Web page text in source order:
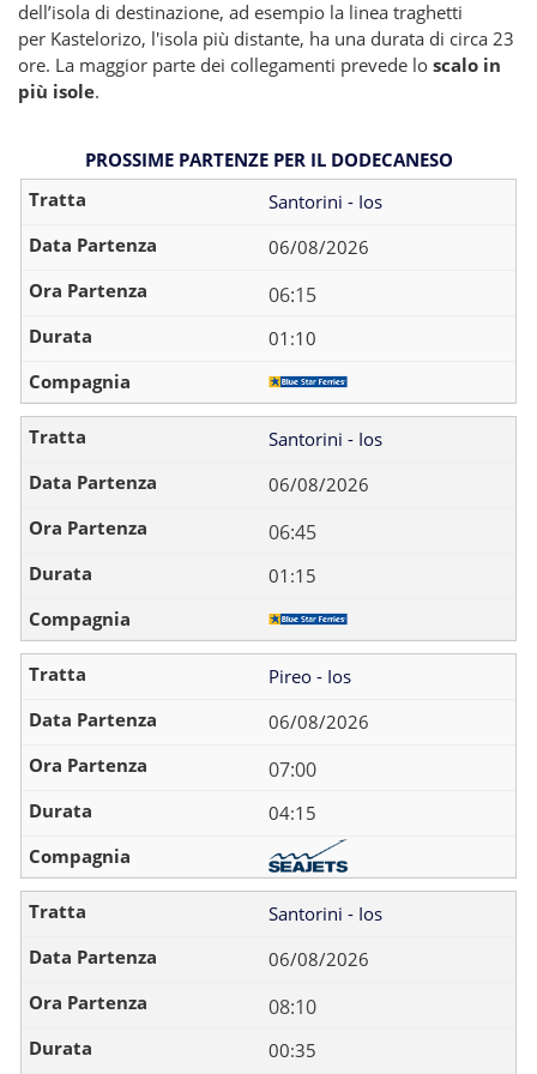
dell’isola di destinazione, ad esempio la linea traghetti
per Kastelorizo, l'isola più distante, ha una durata di circa 23
ore. La maggior parte dei collegamenti prevede lo scalo in
più isole.
PROSSIME PARTENZE PER IL DODECANESO
Santorini - Ios
06/08/2026
06:15
01:10
Santorini - Ios
06/08/2026
06:45
01:15
Pireo - Ios
06/08/2026
07:00
04:15
Santorini - Ios
06/08/2026
08:10
00:35